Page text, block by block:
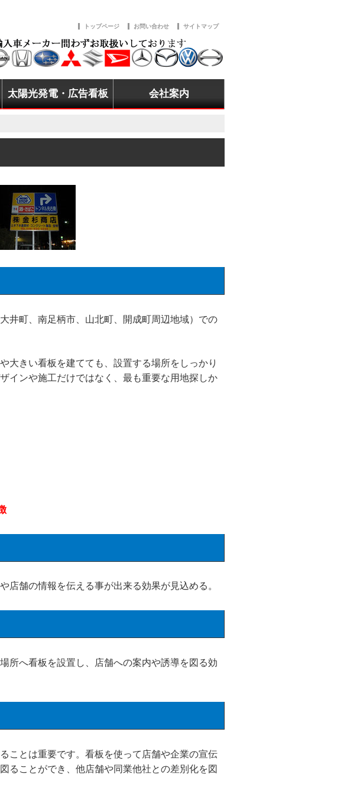
トップページ お問い合わせ サイトマップ
太陽光発電・広告看板 会社案内
井町、南足柄市、山北町、開成町周辺地域）での
きい看板を建てても、設置する場所をしっかり
インや施工だけではなく、最も重要な用地探しか
舗の情報を伝える事が出来る効果が見込める。
所へ看板を設置し、店舗への案内や誘導を図る効
ことは重要です。看板を使って店舗や企業の宣伝
ることができ、他店舗や同業他社との差別化を図